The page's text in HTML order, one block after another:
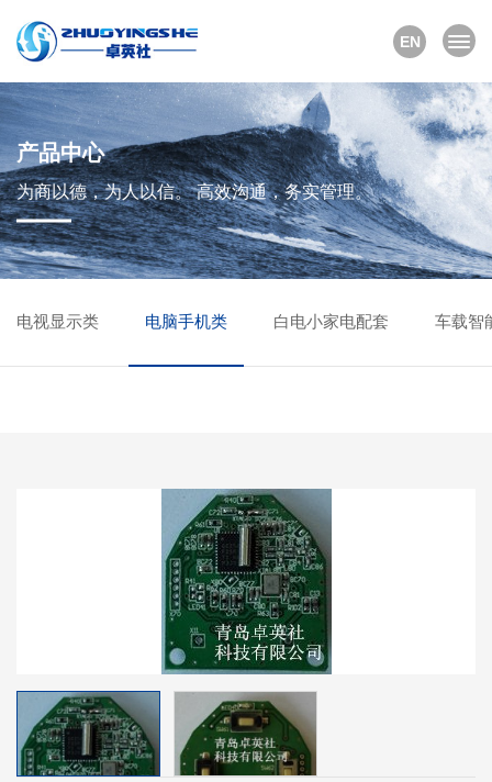
EN
产品中心
为商以德，为人以信。 高效沟通，务实管理。
电视显示类 电脑手机类 白电小家电配套 车载智